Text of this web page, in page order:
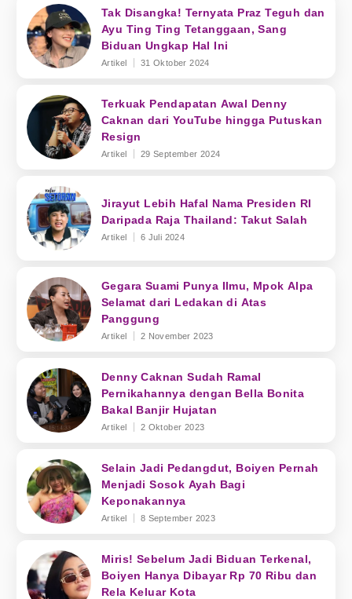
Tak Disangka! Ternyata Praz Teguh dan
Ayu Ting Ting Tetanggaan, Sang
Biduan Ungkap Hal Ini
Artikel 31 Oktober 2024
Terkuak Pendapatan Awal Denny
Caknan dari YouTube hingga Putuskan
Resign
Artikel 29 September 2024
Jirayut Lebih Hafal Nama Presiden RI
Daripada Raja Thailand: Takut Salah
Artikel 6 Juli 2024
Gegara Suami Punya Ilmu, Mpok Alpa
Selamat dari Ledakan di Atas
Panggung
Artikel 2 November 2023
Denny Caknan Sudah Ramal
Pernikahannya dengan Bella Bonita
Bakal Banjir Hujatan
Artikel 2 Oktober 2023
Selain Jadi Pedangdut, Boiyen Pernah
Menjadi Sosok Ayah Bagi
Keponakannya
Artikel 8 September 2023
Miris! Sebelum Jadi Biduan Terkenal,
Boiyen Hanya Dibayar Rp 70 Ribu dan
Rela Keluar Kota